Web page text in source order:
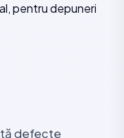
pentru depuneri
defecte